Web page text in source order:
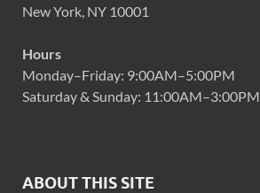
New York, NY 10001
Hours
Monday–Friday: 9:00AM–5:00PM
Saturday & Sunday: 11:00AM–3:00PM
ABOUT THIS SITE